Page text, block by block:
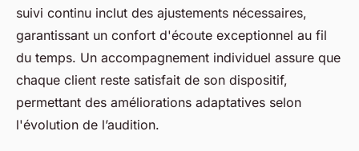
suivi continu inclut des ajustements nécessaires,
garantissant un confort d'écoute exceptionnel au fil
du temps. Un accompagnement individuel assure que
chaque client reste satisfait de son dispositif,
permettant des améliorations adaptatives selon
l'évolution de l’audition.